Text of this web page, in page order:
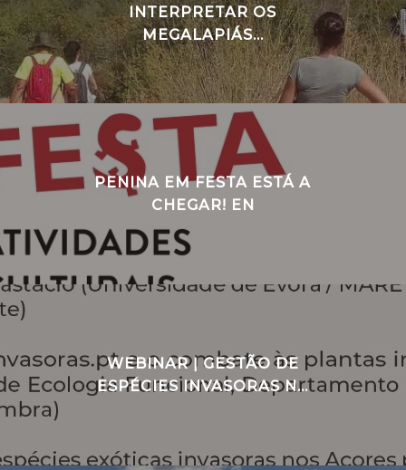
INTERPRETAR OS
MEGALAPIÁS...
PENINA EM FESTA ESTÁ A
CHEGAR! EN
WEBINAR ǀ GESTÃO DE
ESPÉCIES INVASORAS N...